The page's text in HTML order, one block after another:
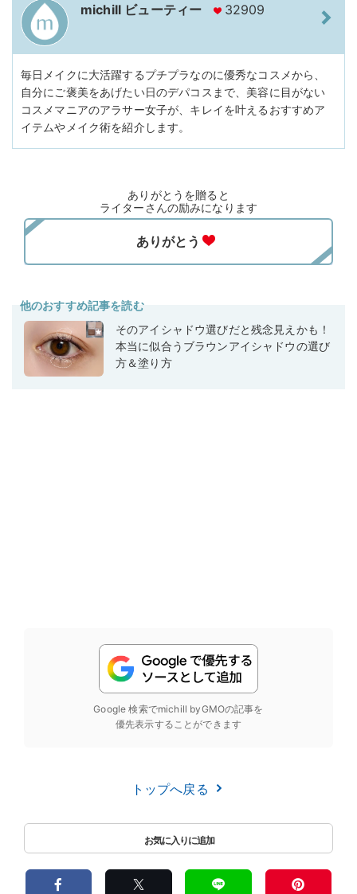
michill ビューティー 32909
毎日メイクに大活躍するプチプラなのに優秀なコスメから、
自分にご褒美をあげたい日のデパコスまで、美容に目がない
コスメマニアのアラサー女子が、キレイを叶えるおすすめア
イテムやメイク術を紹介します。
ありがとうを贈ると
ライターさんの励みになります
他のおすすめ記事を読む
そのアイシャドウ選びだと残念見えかも！
本当に似合うブラウンアイシャドウの選び
方＆塗り方
Google 検索でmichill byGMOの記事を
優先表示することができます
トップへ戻る